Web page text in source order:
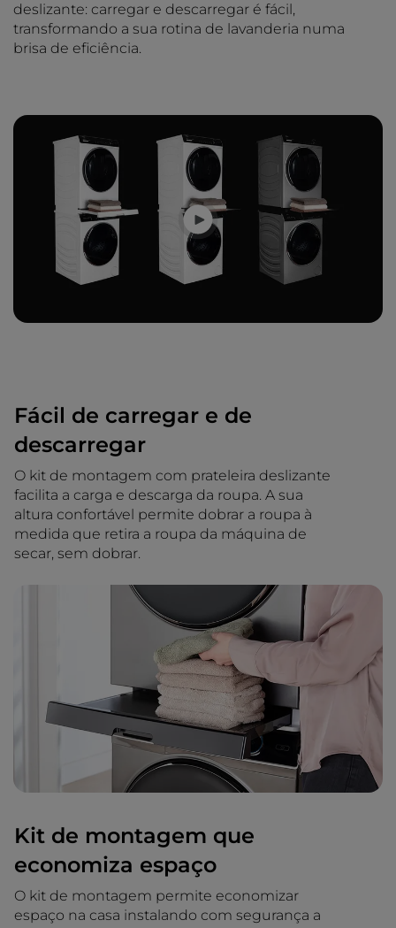
deslizante: carregar e descarregar é fácil,
transformando a sua rotina de lavanderia numa
brisa de eficiência.
Fácil de carregar e de
descarregar
O kit de montagem com prateleira deslizante
facilita a carga e descarga da roupa. A sua
altura confortável permite dobrar a roupa à
medida que retira a roupa da máquina de
secar, sem dobrar.
Kit de montagem que
economiza espaço
O kit de montagem permite economizar
espaço na casa instalando com segurança a